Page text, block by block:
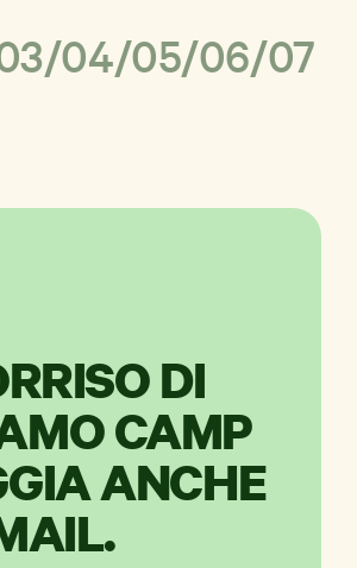
pagination.from 1-
04 05 06 07
DI
CAMP
ANCHE